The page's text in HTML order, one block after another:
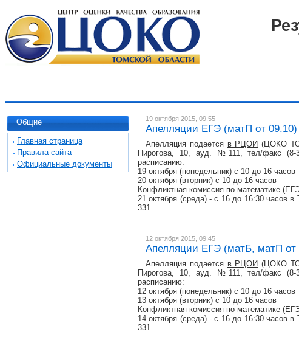
Общие
Главная страница
Правила сайта
Официальные документы
19 октября 2015, 09:55
Апелляции ЕГЭ (матП от 09.10)
Апелляция подается в РЦОИ (ЦОКО
Пирогова, 10, ауд. №111, тел/факс (8-
расписанию:
19 октября (понедельник) с 10 до 16 часов
20 октября (вторник) с 10 до 16 часов
Конфликтная комиссия по математике
21 октября (среда) - с 16 до 16:30 часов
331.
12 октября 2015, 09:45
Апелляции ЕГЭ (матБ, матП от
Апелляция подается в РЦОИ (ЦОКО
Пирогова, 10, ауд. №111, тел/факс (8-
расписанию:
12 октября (понедельник) с 10 до 16 часов
13 октября (вторник) с 10 до 16 часов
Конфликтная комиссия по математике
14 октября (среда) - с 16 до 16:30 часов
331.